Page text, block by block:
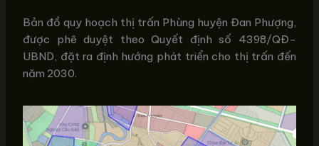
Bản đồ quy hoạch thị trấn Phùng huyện Đan Phượng,
được phê duyệt theo Quyết định số 4398/QĐ-
UBND, đặt ra định hướng phát triển cho thị trấn đến
năm 2030.